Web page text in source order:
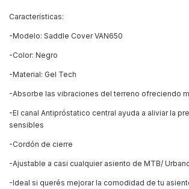
Características:
-Modelo: Saddle Cover VAN650
-Color: Negro
-Material: Gel Tech
-Absorbe las vibraciones del terreno ofreciendo
-El canal Antipróstatico central ayuda a aliviar la
sensibles
-Cordón de cierre
-Ajustable a casi cualquier asiento de MTB/
-Ideal si querés mejorar la comodidad de tu